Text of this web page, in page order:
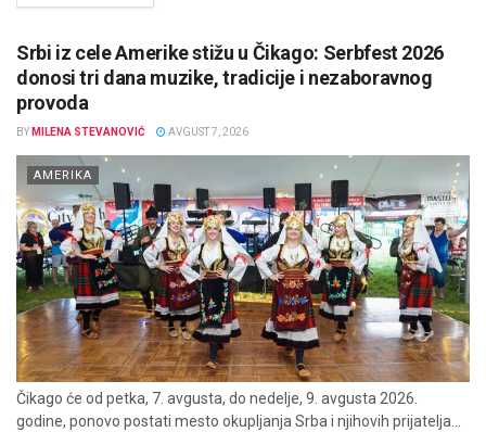
Srbi iz cele Amerike stižu u Čikago: Serbfest 2026
donosi tri dana muzike, tradicije i nezaboravnog
provoda
BY MILENA STEVANOVIĆ AVGUST 7, 2026
AMERIKA
Čikago će od petka, 7. avgusta, do nedelje, 9. avgusta 2026.
godine, ponovo postati mesto okupljanja Srba i njihovih prijatelja...